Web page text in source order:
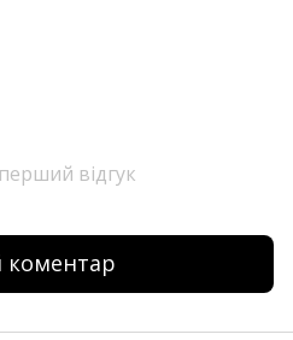
відгук
коментар